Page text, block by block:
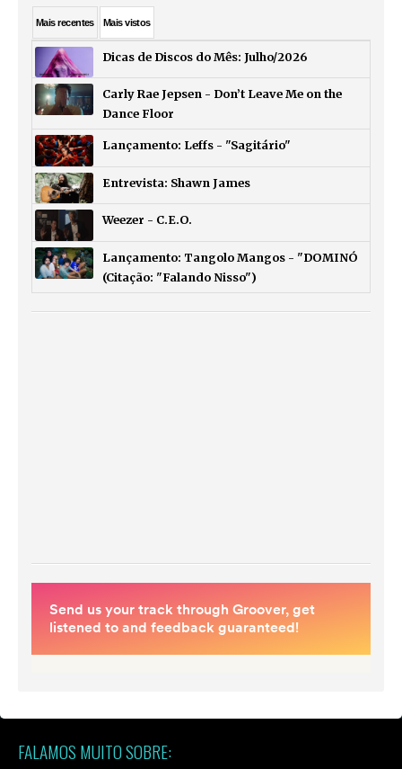
Maisrecentes Maisvistos
Dicas de Discos do Mês: Julho/2026
Carly Rae Jepsen - Don’t Leave Me on the
Dance Floor
Lançamento: Leffs - "Sagitário"
Entrevista: Shawn James
Weezer - C.E.O.
Lançamento: Tangolo Mangos - "DOMINÓ
(Citação: "Falando Nisso")
FALAMOS MUITO SOBRE: